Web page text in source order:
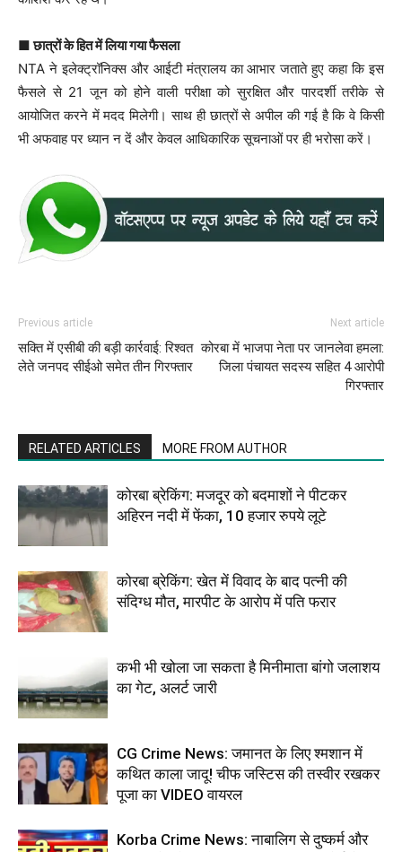
■ छात्रों के हित में लिया गया फैसला
NTA ने इलेक्ट्रॉनिक्स और आईटी मंत्रालय का आभार जताते हुए कहा कि इस
फैसले से 21 जून को होने वाली परीक्षा को सुरक्षित और पारदर्शी तरीके से
आयोजित करने में मदद मिलेगी। साथ ही छात्रों से अपील की गई है कि वे किसी
भी अफवाह पर ध्यान न दें और केवल आधिकारिक सूचनाओं पर ही भरोसा करें।
Previous article
सक्ति में एसीबी की बड़ी कार्रवाई: रिश्वत
लेते जनपद सीईओ समेत तीन गिरफ्तार
Next article
कोरबा में भाजपा नेता पर जानलेवा हमला:
जिला पंचायत सदस्य सहित 4 आरोपी
गिरफ्तार
RELATED ARTICLES MORE FROM AUTHOR
कोरबा ब्रेकिंग: मजदूर को बदमाशों ने पीटकर
अहिरन नदी में फेंका, 10 हजार रुपये लूटे
कोरबा ब्रेकिंग: खेत में विवाद के बाद पत्नी की
संदिग्ध मौत, मारपीट के आरोप में पति फरार
कभी भी खोला जा सकता है मिनीमाता बांगो जलाशय
का गेट, अलर्ट जारी
CG Crime News: जमानत के लिए श्मशान में
कथित काला जादू! चीफ जस्टिस की तस्वीर रखकर
पूजा का VIDEO वायरल
Korba Crime News: नाबालिग से दुष्कर्म और